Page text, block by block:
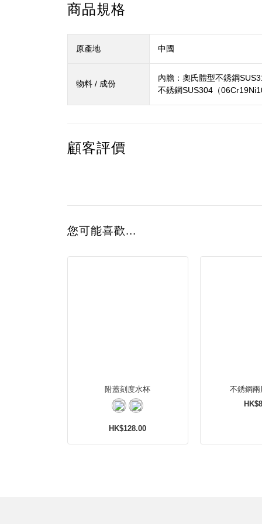
商品規格
原產地 中國
物料 / 成份
內膽：奧氏體型不銹鋼
不銹鋼SUS304（
顧客評價
您可能喜歡...
附蓋刻度水杯
HK$128.00
不銹鋼